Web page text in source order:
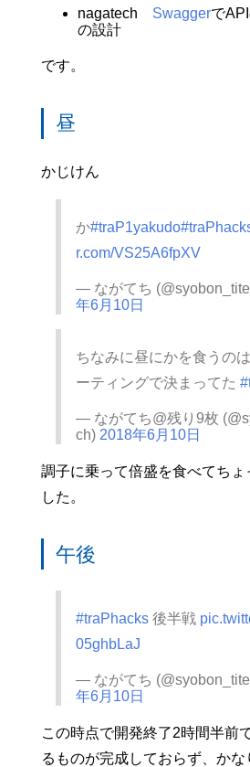
nagatech Swaggerで
の設計
です。
昼
かじけん
か#traP1yakudo
r.com/VS25A6fpXV
— ながてち
年6月10日
ちなみに昼にかを食うの
ーティングで決まってた
— ながてち@残り9枚
ch) 2018年6月10日
調子に乗って倍盛を食べてちょ
した。
午後
#traPhacks後半戦
05ghbLaJ
— ながてち
年6月10日
この時点で開発終了2時間半前
るものが完成しておらず、かな